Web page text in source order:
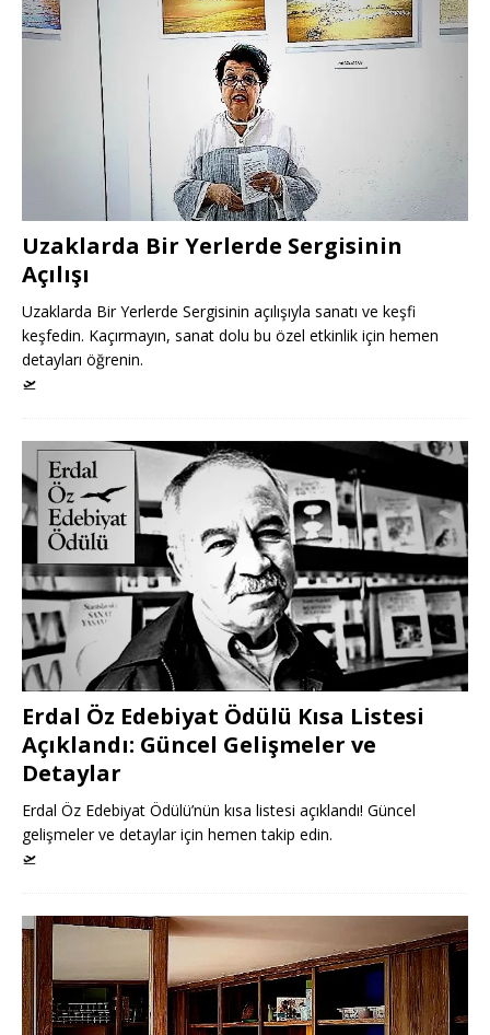
Uzaklarda Bir Yerlerde Sergisinin
Açılışı
Uzaklarda Bir Yerlerde Sergisinin açılışıyla sanatı ve keşfi
keşfedin. Kaçırmayın, sanat dolu bu özel etkinlik için hemen
detayları öğrenin.
🛫
Erdal Öz Edebiyat Ödülü Kısa Listesi
Açıklandı: Güncel Gelişmeler ve
Detaylar
Erdal Öz Edebiyat Ödülü’nün kısa listesi açıklandı! Güncel
gelişmeler ve detaylar için hemen takip edin.
🛫